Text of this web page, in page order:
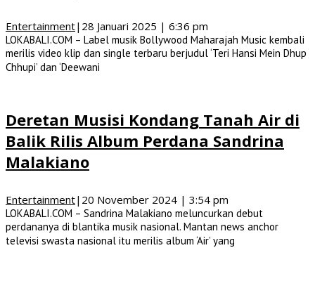
Entertainment| 28 Januari 2025 | 6:36 pm
LOKABALI.COM – Label musik Bollywood Maharajah Music kembali
merilis video klip dan single terbaru berjudul ‘Teri Hansi Mein Dhup
Chhupi’ dan ‘Deewani
Deretan Musisi Kondang Tanah Air di
Balik Rilis Album Perdana Sandrina
Malakiano
Entertainment| 20 November 2024 | 3:54 pm
LOKABALI.COM – Sandrina Malakiano meluncurkan debut
perdananya di blantika musik nasional. Mantan news anchor
televisi swasta nasional itu merilis album ‘Air’ yang